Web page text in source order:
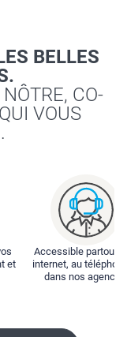
BELLES
CO-
VOUS
et
Accessible partout :
internet, au
dans nos